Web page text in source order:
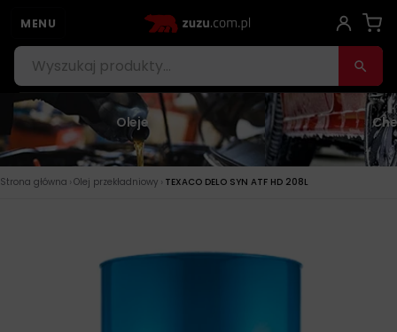
MENU
Oleje
Strona główna › Olej przekładniowy › TEXACO DELO SYN ATF HD 208L